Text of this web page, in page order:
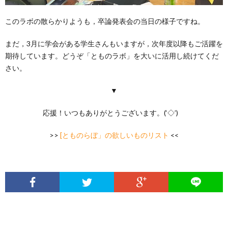
このラボの散らかりようも，卒論発表会の当日の様子ですね。
まだ，3月に学会がある学生さんもいますが，次年度以降もご活躍を
期待しています。どうぞ「とものラボ」を大いに活用し続けてくだ
さい。
▼
応援！いつもありがとうございます。(‘◇’)ゞ
>> [とものらぼ」の欲しいものリスト <<